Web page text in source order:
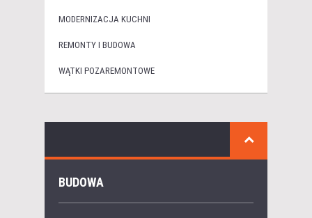
MODERNIZACJA KUCHNI
REMONTY I BUDOWA
WĄTKI POZAREMONTOWE
BUDOWA